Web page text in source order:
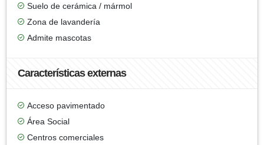
Suelo de cerámica / mármol
Zona de lavandería
Admite mascotas
Características externas
Acceso pavimentado
Área Social
Centros comerciales